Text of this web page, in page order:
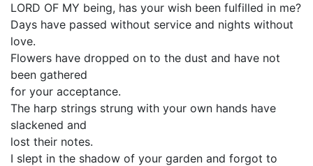
LORD OF MY being, has your wish been fulfilled in me?
Days have passed without service and nights without
love.
Flowers have dropped on to the dust and have not
been gathered
for your acceptance.
The harp strings strung with your own hands have
slackened and
lost their notes.
I slept in the shadow of your garden and forgot to